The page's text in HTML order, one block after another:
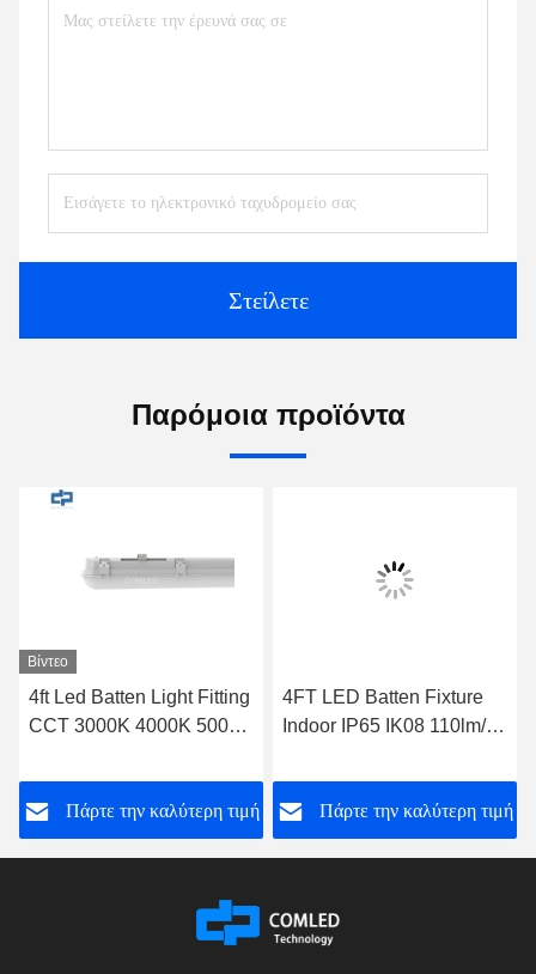
Στείλετε
Παρόμοια προϊόντα
Βίντεο
4ft Led Batten Light Fitting
CCT 3000K 4000K 5000K
έκτακτης ανάγκης
Πάρτε την καλύτερη τιμή
4FT LED Batten Fixture
Indoor IP65 IK08 110lm/w
εξασθένηση αισθητήρα
Πάρτε την καλύτερη τιμή